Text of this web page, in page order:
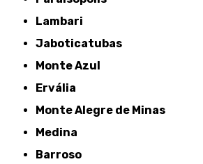
Lambari
Jaboticatubas
Monte Azul
Ervália
Monte Alegre de Minas
Medina
Barroso